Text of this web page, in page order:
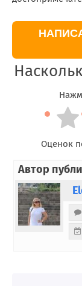
Оценок
Автор